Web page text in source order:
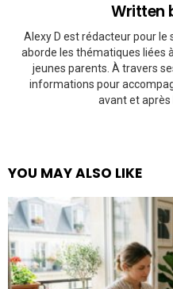
Written
Alexy D est rédacteur pour le
aborde les thématiques liées
jeunes parents. À travers
informations pour
avant et après
YOU MAY ALSO LIKE